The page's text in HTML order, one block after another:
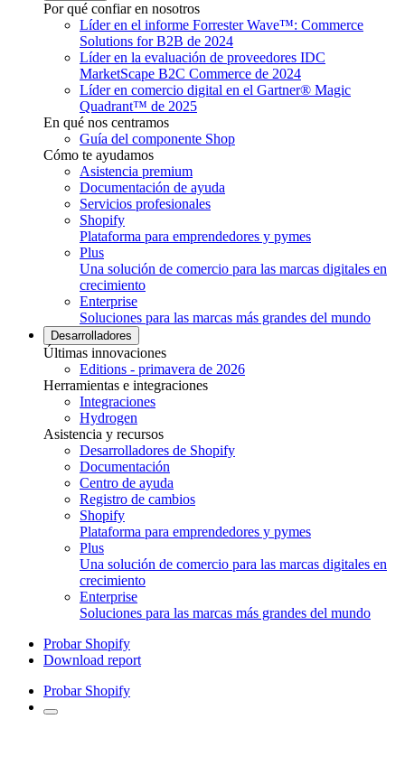
Por qué confiar en nosotros
Líder en el informe Forrester Wave™: Commerce
Solutions for B2B de 2024
Líder en la evaluación de proveedores IDC
MarketScape B2C Commerce de 2024
Líder en comercio digital en el Gartner® Magic
Quadrant™ de 2025
En qué nos centramos
Guía del componente Shop
Cómo te ayudamos
Asistencia premium
Documentación de ayuda
Servicios profesionales
Shopify
Plataforma para emprendedores y pymes
Plus
Una solución de comercio para las marcas digitales en
crecimiento
Enterprise
Soluciones para las marcas más grandes del mundo
Desarrolladores
Últimas innovaciones
Editions - primavera de 2026
Herramientas e integraciones
Integraciones
Hydrogen
Asistencia y recursos
Desarrolladores de Shopify
Documentación
Centro de ayuda
Registro de cambios
Shopify
Plataforma para emprendedores y pymes
Plus
Una solución de comercio para las marcas digitales en
crecimiento
Enterprise
Soluciones para las marcas más grandes del mundo
Probar Shopify
Download report
Probar Shopify